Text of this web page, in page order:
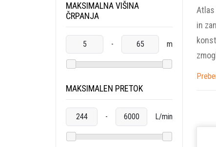
MAKSIMALNA VIŠINA
ČRPANJA
- m
MAKSIMALEN PRETOK
- L/min
in